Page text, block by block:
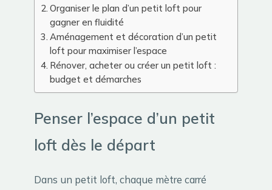
Organiser le plan d’un petit loft pour
gagner en fluidité
Aménagement et décoration d’un petit
loft pour maximiser l’espace
Rénover, acheter ou créer un petit loft :
budget et démarches
Penser l’espace d’un petit
loft dès le départ
Dans un petit loft, chaque mètre carré